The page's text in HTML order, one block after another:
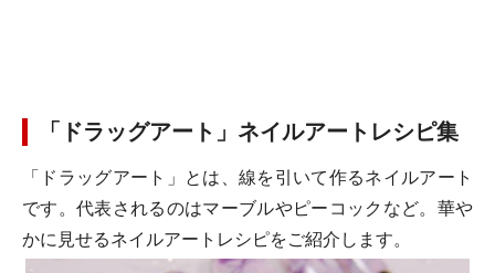
「ドラッグアート」ネイルアートレシピ集
「ドラッグアート」とは、線を引いて作るネイルアート
です。代表されるのはマーブルやピーコックなど。華や
かに見せるネイルアートレシピをご紹介します。